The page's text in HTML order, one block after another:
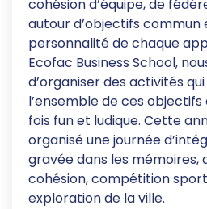
cohésion d’équipe, de
autour d’objectifs commun
personnalité de chaque
Ecofac Business School,
d’organiser des activités
l’ensemble de ces
fois fun et ludique. Cette
organisé une journée
gravée dans les mémoires,
cohésion, compétition
exploration de la ville.